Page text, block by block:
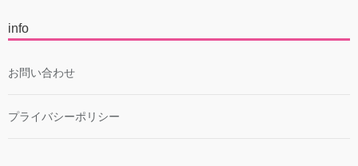
info
お問い合わせ
プライバシーポリシー